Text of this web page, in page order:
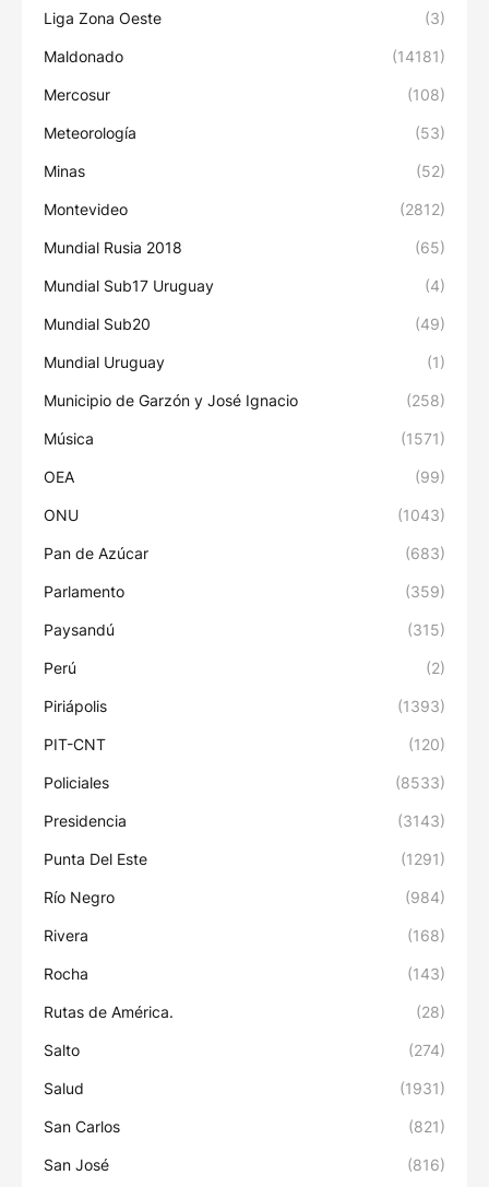
Liga Zona Oeste (3)
Maldonado (14181)
Mercosur (108)
Meteorología (53)
Minas (52)
Montevideo (2812)
Mundial Rusia 2018 (65)
Mundial Sub17 Uruguay (4)
Mundial Sub20 (49)
Mundial Uruguay (1)
Municipio de Garzón y José Ignacio (258)
Música (1571)
OEA (99)
ONU (1043)
Pan de Azúcar (683)
Parlamento (359)
Paysandú (315)
Perú (2)
Piriápolis (1393)
PIT-CNT (120)
Policiales (8533)
Presidencia (3143)
Punta Del Este (1291)
Río Negro (984)
Rivera (168)
Rocha (143)
Rutas de América. (28)
Salto (274)
Salud (1931)
San Carlos (821)
San José (816)